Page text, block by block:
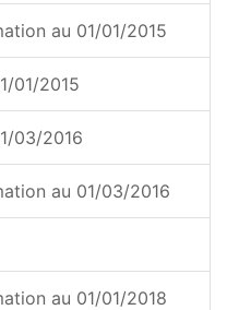
au 01/01/2015
01/2015
03/2016
au 01/03/2016
au 01/01/2018